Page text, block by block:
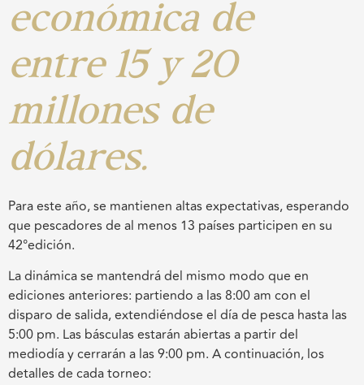
económica de
entre 15 y 20
millones de
dólares.
Para este año, se mantienen altas expectativas, esperando
que pescadores de al menos 13 países participen en su
42°edición.
La dinámica se mantendrá del mismo modo que en
ediciones anteriores: partiendo a las 8:00 am con el
disparo de salida, extendiéndose el día de pesca hasta las
5:00 pm. Las básculas estarán abiertas a partir del
mediodía y cerrarán a las 9:00 pm. A continuación, los
detalles de cada torneo: